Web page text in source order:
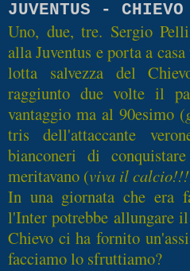
JUVENTUS -
Uno, due, tre. Sergio
alla Juventus e porta a
lotta salvezza del
raggiunto due volte il
vantaggio ma al 90esimo (
tris dell'attaccante
bianconeri di
meritavano (viva il calcio!!!
In una giornata che era
l'Inter potrebbe allungare
Chievo ci ha fornito
facciamo lo sfruttiamo?